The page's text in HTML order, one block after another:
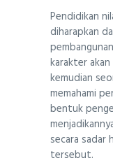
Pendidikan
diharapkan
karakter
kemudian
memahami
bentuk
secara sadar
tersebut.